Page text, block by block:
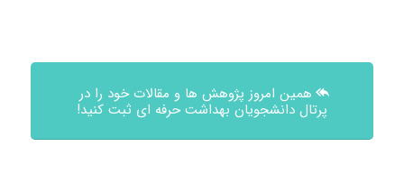
همین امروز پژوهش ها و مقالات خود را در
پرتال دانشجویان بهداشت حرفه ای ثبت کنید!